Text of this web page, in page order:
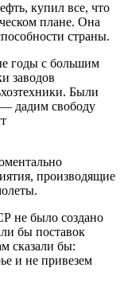
купил все, что
плане. Она
страны.
годы с большим
заводов
Были
— дадим свободу
производящие
не было создано
бы поставок
сказали бы:
и не привезем